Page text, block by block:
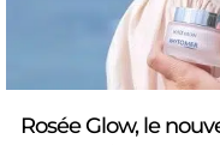
Rosée Glow, le